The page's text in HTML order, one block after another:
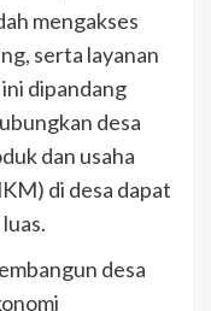
mengakses
serta layanan
dipandang
desa
dan usaha
di desa dapat
desa